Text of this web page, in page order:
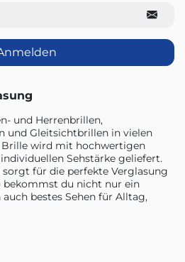
und Herrenbrillen,
und Gleitsichtbrillen in vielen
Brille wird mit hochwertigen
Sehstärke geliefert.
für die perfekte Verglasung
bekommst du nicht nur ein
bestes Sehen für Alltag,